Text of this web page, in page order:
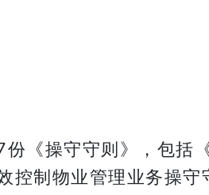
《操守守则》，包括
控制物业管理业务操守